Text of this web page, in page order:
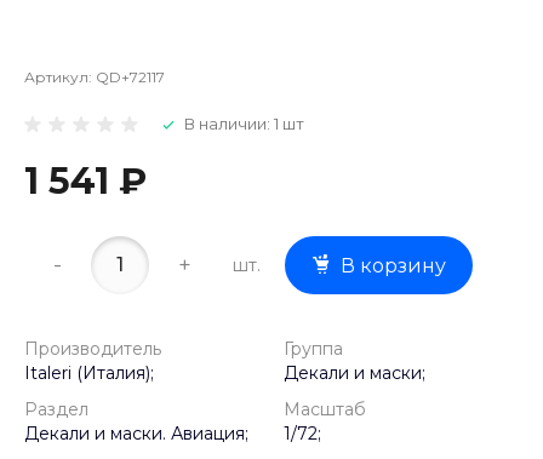
Артикул: QD+72117
В наличии: 1 шт
1 541 ₽
- + шт. В корзину
Производитель
Italeri (Италия);
Группа
Декали и маски;
Раздел
Декали и маски. Авиация;
Масштаб
1/72;